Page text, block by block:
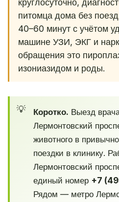
круглосуточно,
питомца дома без
40–60 минут с учётом
машине УЗИ, ЭКГ и
обращения это
изониазидом и роды.
Коротко. Выезд
Лермонтовский
животного в
поездки в клинику.
Лермонтовский
единый номер +7
Рядом — метро